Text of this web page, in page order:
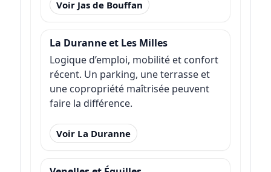
Voir Jas de Bouffan
La Duranne et Les Milles
Logique d’emploi, mobilité et confort
récent. Un parking, une terrasse et
une copropriété maîtrisée peuvent
faire la différence.
Voir La Duranne